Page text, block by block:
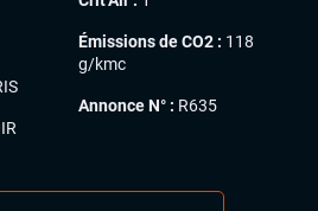
Émissions de CO2 : 118
g/kmc
Annonce N° : R635